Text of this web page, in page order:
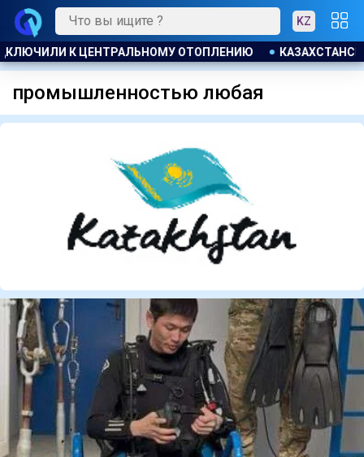
KZ
К ЦЕНТРАЛЬНОМУ ОТОПЛЕНИЮ
промышленностью любая